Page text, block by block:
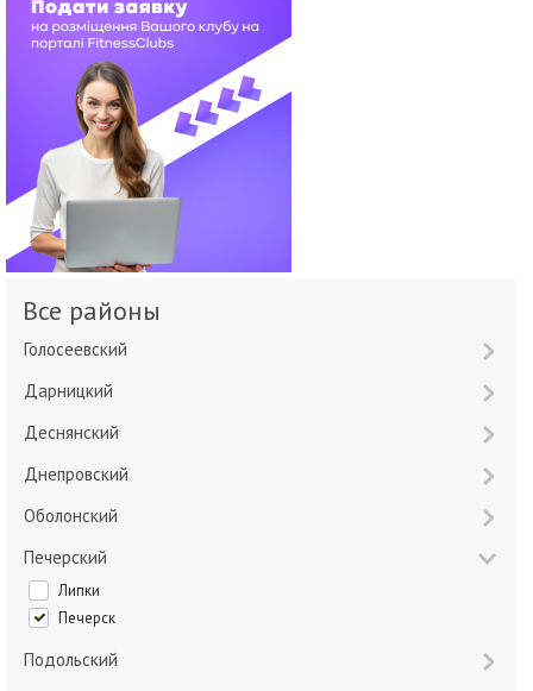
Все районы
Голосеевский
Дарницкий
Деснянский
Днепровский
Оболонский
Печерский
Липки
Печерск
Подольский